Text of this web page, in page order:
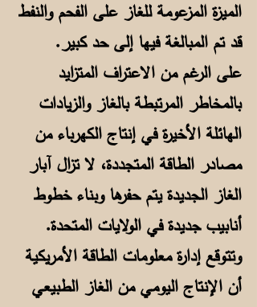
الميزة المزعومة للغاز على الفحم والنفط
قد تم المبالغة فيها إلى حد كبير.
على الرغم من الاعتراف المتزايد
بالمخاطر المرتبطة بالغاز والزيادات
الهائلة الأخيرة في إنتاج الكهرباء من
مصادر الطاقة المتجددة، لا تزال آبار
الغاز الجديدة يتم حفرها وبناء خطوط
أنابيب جديدة في الولايات المتحدة.
وتتوقع إدارة معلومات الطاقة الأمريكية
أن الإنتاج اليومي من الغاز الطبيعي